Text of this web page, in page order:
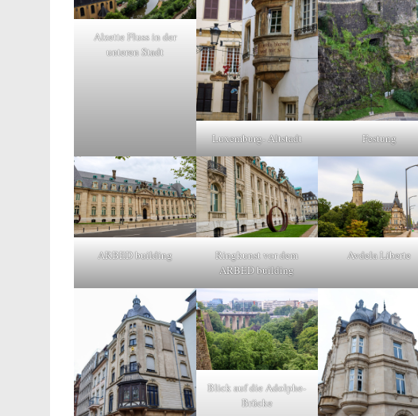
Alzette Fluss in der
unteren Stadt
Luxemburg- Altstadt Festung
ARBED building
Ringkunst vor dem
ARBED building
Avdela Liberte
Blick auf die Adolphe-
Brücke